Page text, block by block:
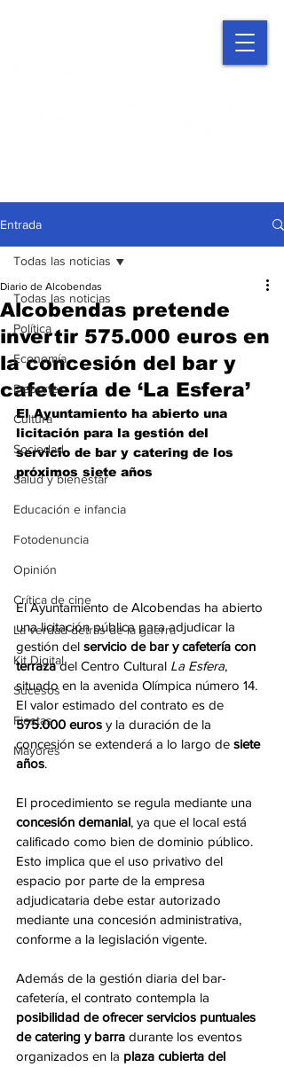
Entrada
Todas las noticias
Política
Economía
Deportes
Cultura
Sociedad
Salud y bienestar
Educación e infancia
Fotodenuncia
Opinión
Crítica de cine
La verdad detrás de la guerra
Kit Digital
Sucesos
Fiestas
Mayores
Todas las noticias
Alcobendas pretende
invertir 575.000 euros en
la concesión del bar y
cafetería de ‘La Esfera’
Diario de Alcobendas
El Ayuntamiento ha abierto una
licitación para la gestión del
servicio de bar y catering de los
próximos siete años
El Ayuntamiento de Alcobendas ha abierto
una licitación pública para adjudicar la
gestión del servicio de bar y cafetería con
terraza del Centro Cultural La Esfera,
situado en la avenida Olímpica número 14.
El valor estimado del contrato es de
575.000 euros y la duración de la
concesión se extenderá a lo largo de siete
años.
El procedimiento se regula mediante una
concesión demanial, ya que el local está
calificado como bien de dominio público.
Esto implica que el uso privativo del
espacio por parte de la empresa
adjudicataria debe estar autorizado
mediante una concesión administrativa,
conforme a la legislación vigente.
Además de la gestión diaria del bar-
cafetería, el contrato contempla la
posibilidad de ofrecer servicios puntuales
de catering y barra durante los eventos
organizados en la plaza cubierta del